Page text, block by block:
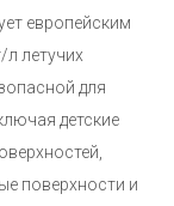
европейским
л летучих
для
детские
поверхности и